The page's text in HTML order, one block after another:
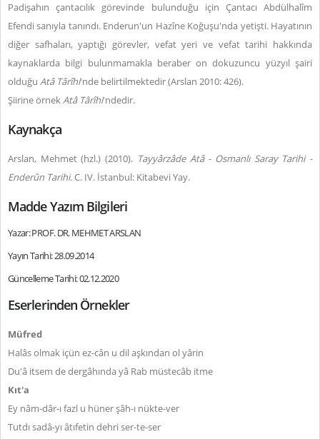
Padişahın çantacılık görevinde bulunduğu için Çantacı Abdülhalîm
Efendi sanıyla tanındı. Enderun'un Hazîne Koğuşu'nda yetişti. Hayatının
diğer safhaları, yaptığı görevler, vefat yeri ve vefat tarihi hakkında
kaynaklarda bilgi bulunmamakla beraber on dokuzuncu yüzyıl şairi
olduğu Atâ Târîhi'nde belirtilmektedir (Arslan 2010: 426).
Şiirine örnekAtâ Târîhi'ndedir.
Kaynakça
Arslan, Mehmet (hzl.) (2010). Tayyârzâde Atâ - Osmanlı Saray Tarihi -
Enderûn Tarihi.C. IV. İstanbul: Kitabevi Yay.
Madde Yazım Bilgileri
Yazar: PROF. DR. MEHMET ARSLAN
Yayın Tarihi: 28.09.2014
Güncelleme Tarihi: 02.12.2020
Eserlerinden Örnekler
Müfred
Halâs olmak içün ez-cân u dil aşkından ol yârin
Du'â itsem de dergâhında yâ Rab müstecâb itme
Kıt'a
Ey nâm-dâr-ı fazl u hüner şâh-ı nükte-ver
Tutdı sadâ-yı âtıfetin dehri ser-te-ser